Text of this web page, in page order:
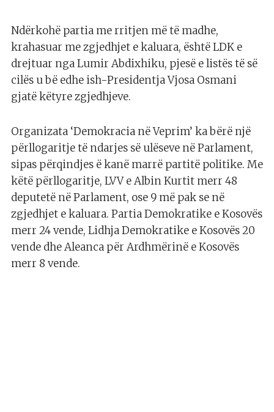
Ndërkohë partia me rritjen më të madhe,
krahasuar me zgjedhjet e kaluara, është LDK e
drejtuar nga Lumir Abdixhiku, pjesë e listës të së
cilës u bë edhe ish-Presidentja Vjosa Osmani
gjatë këtyre zgjedhjeve.
Organizata ‘Demokracia në Veprim’ ka bërë një
përllogaritje të ndarjes së ulëseve në Parlament,
sipas përqindjes ë kanë marrë partitë politike. Me
këtë përllogaritje, LVV e Albin Kurtit merr 48
deputetë në Parlament, ose 9 më pak se në
zgjedhjet e kaluara. Partia Demokratike e Kosovës
merr 24 vende, Lidhja Demokratike e Kosovës 20
vende dhe Aleanca për Ardhmërinë e Kosovës
merr 8 vende.